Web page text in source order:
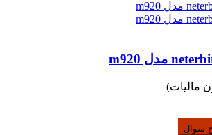
مالیات)
سوال